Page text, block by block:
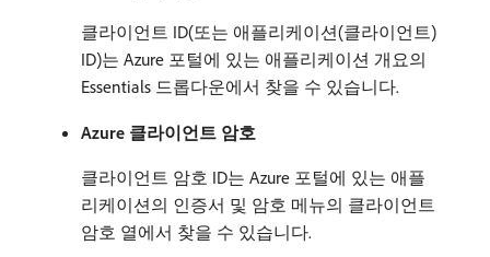
클라이언트 ID(또는 애플리케이션(클라이언트)
ID)는 Azure 포털에 있는 애플리케이션 개요의
Essentials 드롭다운에서 찾을 수 있습니다.
Azure 클라이언트 암호
클라이언트 암호 ID는 Azure 포털에 있는 애플
리케이션의 인증서 및 암호 메뉴의 클라이언트
암호 열에서 찾을 수 있습니다.